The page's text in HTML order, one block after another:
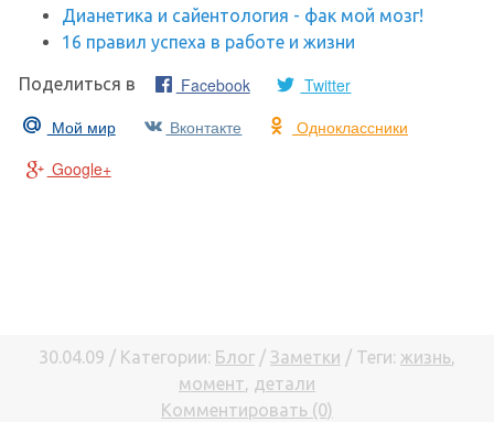
Дианетика и сайентология - фак мой мозг!
16 правил успеха в работе и жизни
Поделиться в Facebook
Twitter
Мой мир
Вконтакте
Одноклассники
Google+
30.04.09 / Категории: Блог / Заметки / Теги: жизнь,
момент, детали
Комментировать (0)